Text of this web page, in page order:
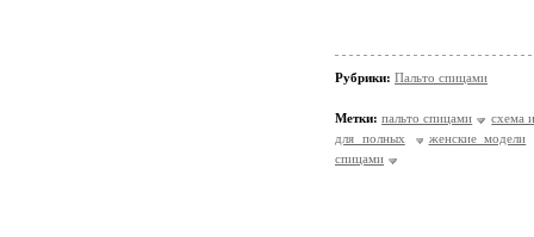
Рубрики: Пальто спицами
Метки: пальто спицами
схема
для полных
женские модели
спицами